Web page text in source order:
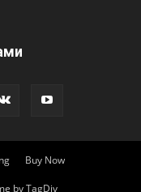
Buy Now
by TagDiv